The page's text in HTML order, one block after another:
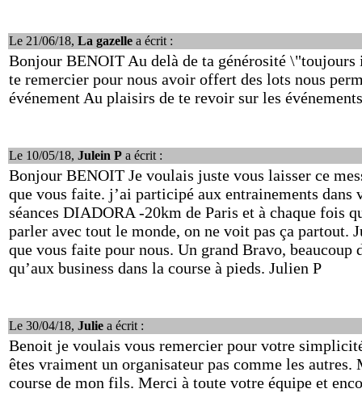
Le 21/06/18, La gazelle a écrit :
Bonjour BENOIT Au delà de ta générosité
te remercier pour nous avoir offert des lots nous
événement Au plaisirs de te revoir sur les
Le 10/05/18, Julein P a écrit :
Bonjour BENOIT Je voulais juste vous laisser ce
que vous faite. j’ai participé aux entrainements
séances DIADORA -20km de Paris et à chaque fois
parler avec tout le monde, on ne voit pas ça
que vous faite pour nous. Un grand Bravo,
qu’aux business dans la course à pieds. Julien P
Le 30/04/18, Julie a écrit :
Benoit je voulais vous remercier pour votre
êtes vraiment un organisateur pas comme les
course de mon fils. Merci à toute votre équipe et